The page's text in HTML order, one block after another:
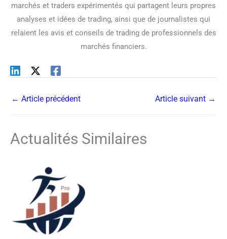
marchés et traders expérimentés qui partagent leurs propres
analyses et idées de trading, ainsi que de journalistes qui
relaient les avis et conseils de trading de professionnels des
marchés financiers.
← Article précédent Article suivant →
Actualités Similaires